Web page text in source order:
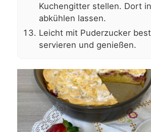
Kuchengitter stellen. Dort
abkühlen lassen.
Leicht mit Puderzucker
servieren und genießen.